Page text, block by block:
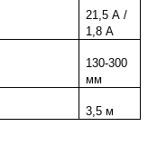
21,5 А /
1,8 А
130-300
мм
3,5 м